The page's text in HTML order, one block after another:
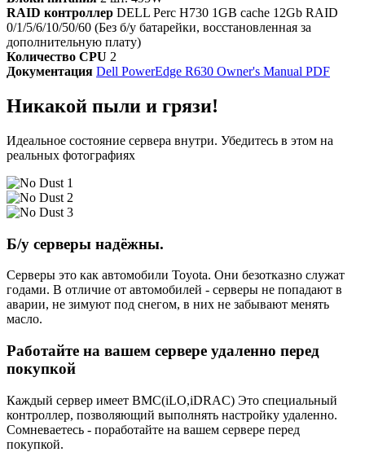
RAID контроллер DELL Perc H730 1GB cache 12Gb RAID
0/1/5/6/10/50/60 (Без б/у батарейки, восстановленная за
дополнительную плату)
Количество CPU 2
Документация Dell PowerEdge R630 Owner's Manual PDF
Никакой пыли и грязи!
Идеальное состояние сервера внутри. Убедитесь в этом на
реальных фотографиях
Б/у серверы надёжны.
Серверы это как автомобили Toyota. Они безотказно служат
годами. В отличие от автомобилей - серверы не попадают в
аварии, не зимуют под снегом, в них не забывают менять
масло.
Работайте на вашем сервере удаленно перед
покупкой
Каждый сервер имеет BMC(iLO,iDRAC) Это специальный
контроллер, позволяющий выполнять настройку удаленно.
Сомневаетесь - поработайте на вашем сервере перед
покупкой.